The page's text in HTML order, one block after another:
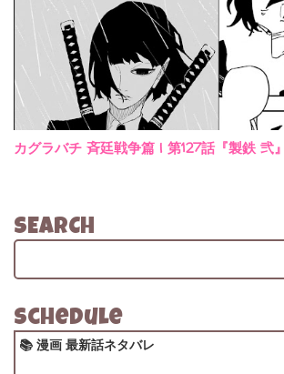
カグラバチ 斉廷戦争篇 | 第127話『製鉄 弐
SEARCH
Schedule
📚 漫画 最新話ネタバレ